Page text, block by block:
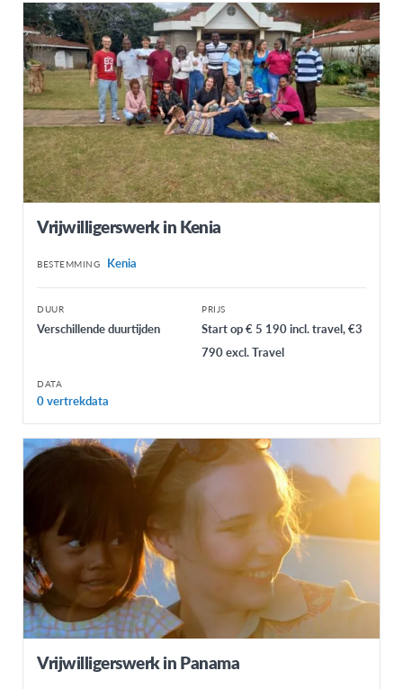
Vrijwilligerswerk in Kenia
BESTEMMING Kenia
DUUR
Verschillende duurtijden
PRIJS
Start op € 5 190 incl. travel, €3
790 excl. Travel
DATA
0 vertrekdata
Vrijwilligerswerk in Panama